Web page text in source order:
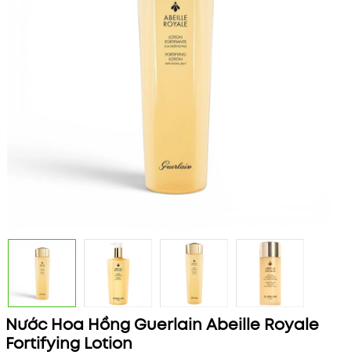
Nước Hoa Hồng Guerlain Abeille Royale
Fortifying Lotion